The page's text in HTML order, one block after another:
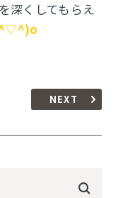
深くしてもらえ
NEXT